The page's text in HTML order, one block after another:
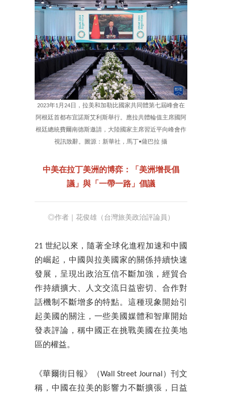
2023年1月24日，拉美和加勒比國家共同體第七屆峰會在
阿根廷首都布宜諾斯艾利斯舉行。應拉共體輪值主席國阿
根廷總統費爾南德斯邀請，大陸國家主席習近平向峰會作
視訊致辭。圖源：新華社，馬丁•薩巴拉 攝
中美在拉丁美洲的博弈：「美洲增長倡
議」與「一帶一路」倡議
◎作者｜花俊雄（台灣旅美政治評論員）
21 世紀以來，隨著全球化進程加速和中國
的崛起，中國與拉美國家的關係持續快速
發展，呈現出政治互信不斷加強，經貿合
作持續擴大、人文交流日益密切、合作對
話機制不斷增多的特點。這種現象開始引
起美國的關注，一些美國媒體和智庫開始
發表評論，稱中國正在挑戰美國在拉美地
區的權益。
《華爾街日報》（Wall Street Journal）刊文
稱，中國在拉美的影響力不斷擴張，日益